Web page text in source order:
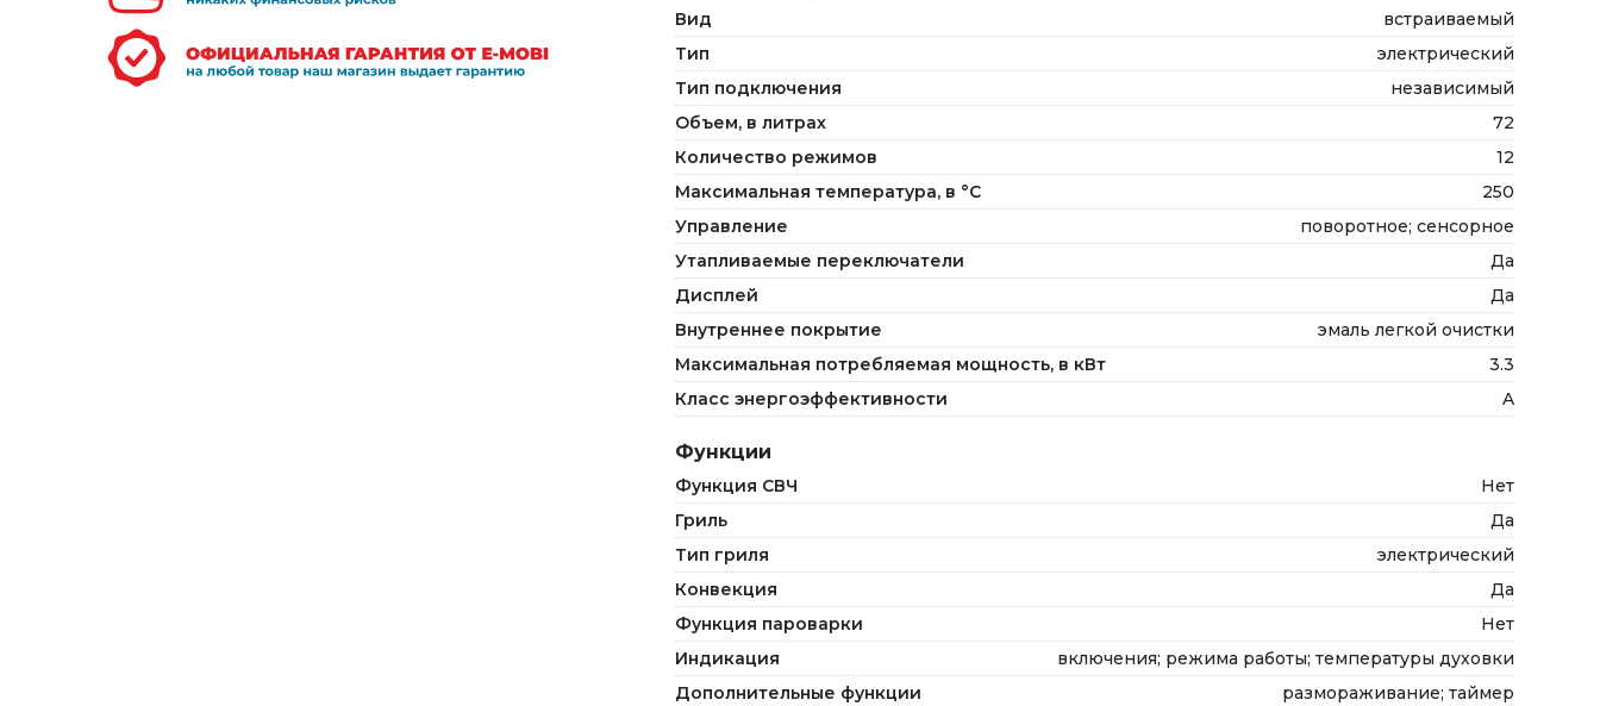
Вид
встраиваемый
Тип
электрический
Тип подключения
независимый
Объем, в литрах
72
Количество режимов
12
Максимальная температура, в °C
250
Управление
поворотное; сенсорное
Утапливаемые переключатели
Да
Дисплей
Да
Внутреннее покрытие
эмаль легкой очистки
Максимальная потребляемая мощность, в кВт
3.3
Класс энергоэффективности
A
Функции
Функция СВЧ
Нет
Гриль
Да
Тип гриля
электрический
Конвекция
Да
Функция пароварки
Нет
Индикация
включения; режима работы; температуры духовки
Дополнительные функции
размораживание; таймер